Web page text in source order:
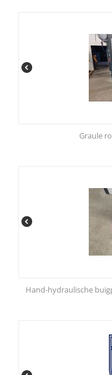
Graule
Hand-hydraulische